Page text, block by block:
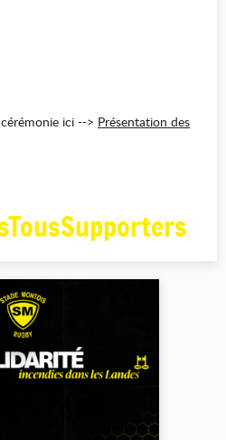
ici --> Présentation des